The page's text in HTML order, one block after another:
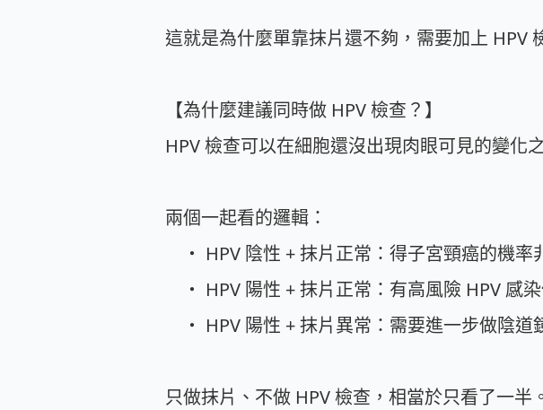
這就是為什麼單靠抹片還不夠，需要加上 HPV
【為什麼建議同時做 HPV 檢查？】
HPV 檢查可以在細胞還沒出現肉眼可見的變化
兩個一起看的邏輯：
・ HPV 陰性 + 抹片正常：得子宮頸癌的機率
・ HPV 陽性 + 抹片正常：有高風險 HPV 感
・ HPV 陽性 + 抹片異常：需要進一步做陰道
只做抹片、不做 HPV 檢查，相當於只看了一半。